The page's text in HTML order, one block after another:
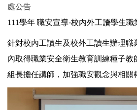
處公告
111學年 職安宣導-校內外工讀學生職
針對校內工讀生及校外工讀生辦理職
內取得職業安全衛生教育訓練種子教
組長擔任講師，加強職安觀念與相關